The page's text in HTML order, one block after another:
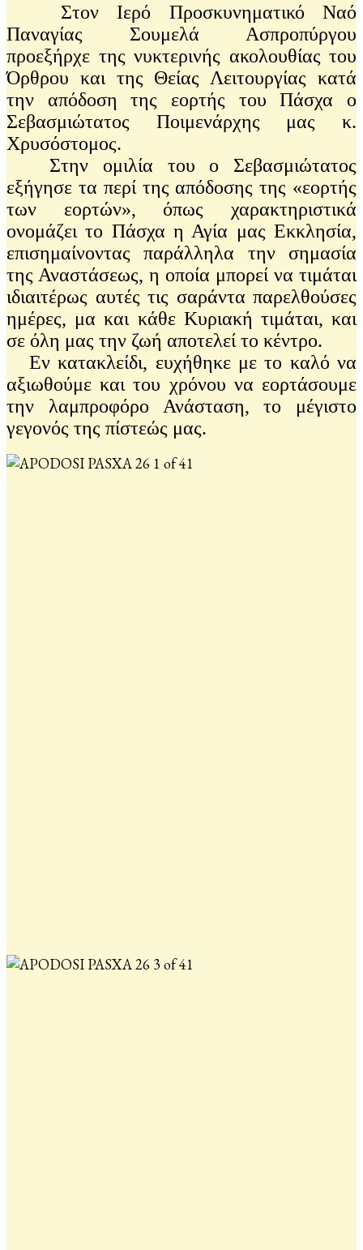
Στον Ιερό Προσκυνηματικό Ναό
Παναγίας Σουμελά Ασπροπύργου
προεξήρχε της νυκτερινής ακολουθίας του
Όρθρου και της Θείας Λειτουργίας κατά
την απόδοση της εορτής του Πάσχα ο
Σεβασμιώτατος Ποιμενάρχης μας κ.
Χρυσόστομος.
Στην ομιλία του ο Σεβασμιώτατος
εξήγησε τα περί της απόδοσης της «εορτής
των εορτών», όπως χαρακτηριστικά
ονομάζει το Πάσχα η Αγία μας Εκκλησία,
επισημαίνοντας παράλληλα την σημασία
της Αναστάσεως, η οποία μπορεί να τιμάται
ιδιαιτέρως αυτές τις σαράντα παρελθούσες
ημέρες, μα και κάθε Κυριακή τιμάται, και
σε όλη μας την ζωή αποτελεί το κέντρο.
Εν κατακλείδι, ευχήθηκε με το καλό να
αξιωθούμε και του χρόνου να εορτάσουμε
την λαμπροφόρο Ανάσταση, το μέγιστο
γεγονός της πίστεώς μας.